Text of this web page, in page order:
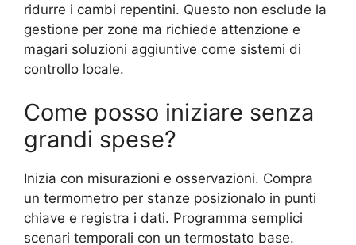
ridurre i cambi repentini. Questo non esclude la
gestione per zone ma richiede attenzione e
magari soluzioni aggiuntive come sistemi di
controllo locale.
Come posso iniziare senza
grandi spese?
Inizia con misurazioni e osservazioni. Compra
un termometro per stanze posizionalo in punti
chiave e registra i dati. Programma semplici
scenari temporali con un termostato base.